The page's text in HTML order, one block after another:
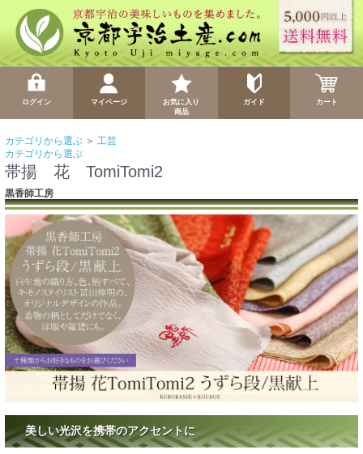
ログイン マイページ
お気に入り
商品
ガイド カート
カテゴリから選ぶ ＞ 工芸
カテゴリから選ぶ
帯揚 花 TomiTomi2
黒香師工房
美しい光沢を携帯のアクセントに